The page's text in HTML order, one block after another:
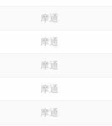
摩通
摩通
摩通
摩通
摩通